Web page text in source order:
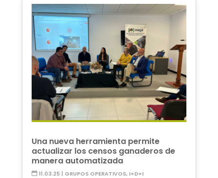
Una nueva herramienta permite
actualizar los censos ganaderos de
manera automatizada
11.03.25| GRUPOS OPERATIVOS, I+D+I